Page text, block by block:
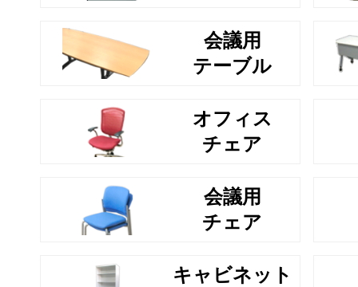
会議用
テーブル
オフィス
チェア
会議用
チェア
キャビネット